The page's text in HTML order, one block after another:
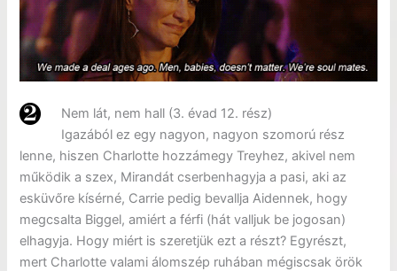
Nem lát, nem hall (3. évad 12. rész)
Igazából ez egy nagyon, nagyon szomorú rész
lenne, hiszen Charlotte hozzámegy Treyhez, akivel nem
működik a szex, Mirandát cserbenhagyja a pasi, aki az
esküvőre kísérné, Carrie pedig bevallja Aidennek, hogy
megcsalta Biggel, amiért a férfi (hát valljuk be jogosan)
elhagyja. Hogy miért is szeretjük ezt a részt? Egyrészt,
mert Charlotte valami álomszép ruhában mégiscsak örök